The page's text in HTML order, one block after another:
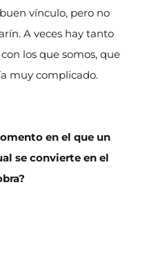
vínculo, pero no
A veces hay tanto
los que somos, que
muy complicado.
en el que un
se convierte en el